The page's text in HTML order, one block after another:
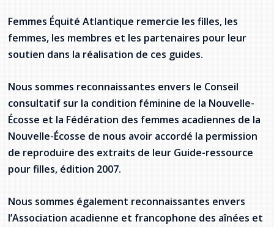
Femmes Équité Atlantique remercie les filles, les
femmes, les membres et les partenaires pour leur
soutien dans la réalisation de ces guides.
Nous sommes reconnaissantes envers le Conseil
consultatif sur la condition féminine de la Nouvelle-
Écosse et la Fédération des femmes acadiennes de la
Nouvelle-Écosse de nous avoir accordé la permission
de reproduire des extraits de leur Guide-ressource
pour filles, édition 2007.
Nous sommes également reconnaissantes envers
l’Association acadienne et francophone des aînées et